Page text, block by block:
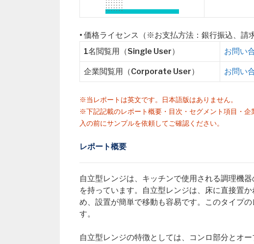
• 価格ライセンス（※お支払方法：銀行振込、請
1名閲覧用（Single User）
お問い
企業閲覧用（Corporate User） お問い
※当レポートは英文です。日本語版はありません。
※下記記載のレポート概要・目次・セグメント項目・
入の前にサンプルを依頼してご確認ください。
レポート概要
自立型レンジは、キッチンで使用される調理機
を持っています。自立型レンジは、床に直接置
め、設置が簡単で移動も容易です。このタイプ
す。
自立型レンジの特徴としては、コンロ部分とオ